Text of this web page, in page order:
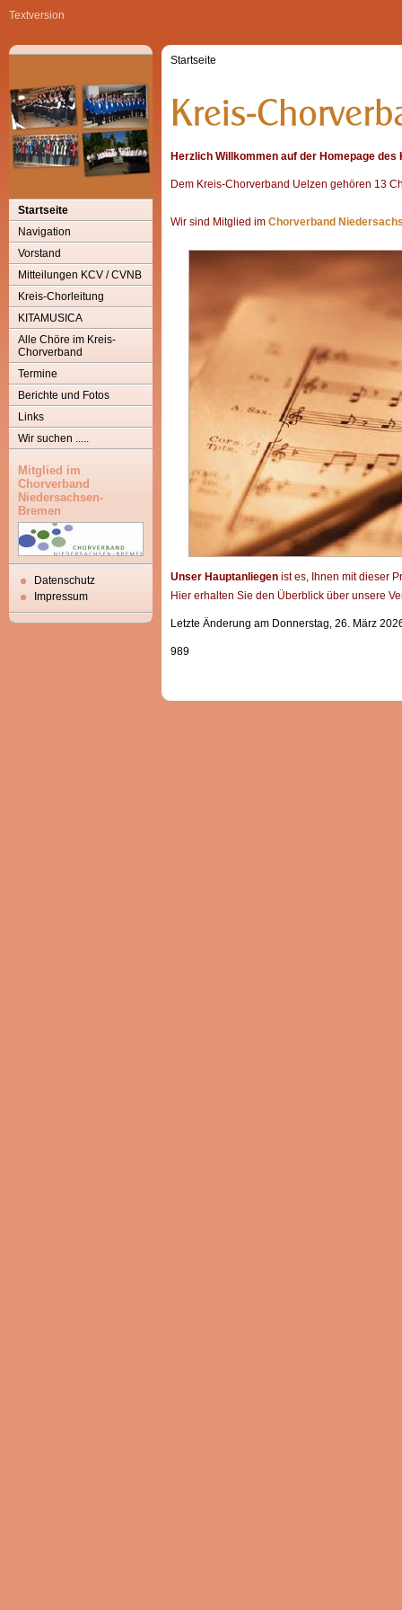
Textversion
Startseite
Navigation
Vorstand
Mitteilungen KCV / CVNB
Kreis-Chorleitung
KITAMUSICA
Alle Chöre im Kreis-
Chorverband
Termine
Berichte und Fotos
Links
Wir suchen .....
Mitglied im
Chorverband
Niedersachsen-
Bremen
Datenschutz
Impressum
Startseite
Herzlich Willkommen auf der Homepage
Dem Kreis-Chorverband Uelzen gehören 13
Wir sind Mitglied im Chorverband
Unser Hauptanliegen ist es, Ihnen mit dieser
Hier erhalten Sie den Überblick über unsere
Letzte Änderung am Donnerstag, 26. März
989